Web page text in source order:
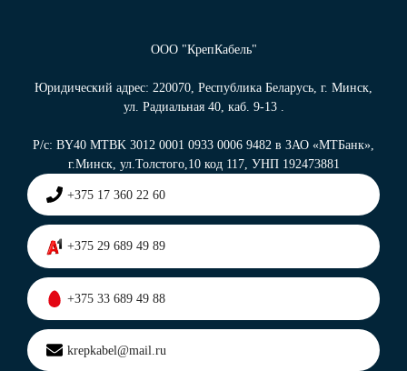
ООО "КрепКабель"
Юридический адрес: 220070, Республика Беларусь, г. Минск,
ул. Радиальная 40, каб. 9-13 .
Р/с: BY40 MTBK 3012 0001 0933 0006 9482 в ЗАО «МТБанк»,
г.Минск, ул.Толстого,10 код 117, УНП 192473881
+375 17 360 22 60
+375 29 689 49 89
+375 33 689 49 88
krepkabel@mail.ru